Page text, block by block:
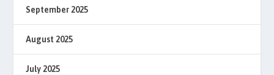
September 2025
August 2025
July 2025